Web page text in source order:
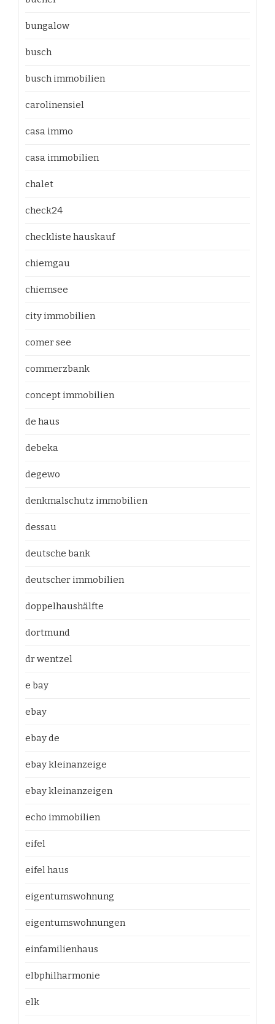
bungalow
busch
busch immobilien
carolinensiel
casa immo
casa immobilien
chalet
check24
checkliste hauskauf
chiemgau
chiemsee
city immobilien
comer see
commerzbank
concept immobilien
de haus
debeka
degewo
denkmalschutz immobilien
dessau
deutsche bank
deutscher immobilien
doppelhaushälfte
dortmund
dr wentzel
e bay
ebay
ebay de
ebay kleinanzeige
ebay kleinanzeigen
echo immobilien
eifel
eifel haus
eigentumswohnung
eigentumswohnungen
einfamilienhaus
elbphilharmonie
elk